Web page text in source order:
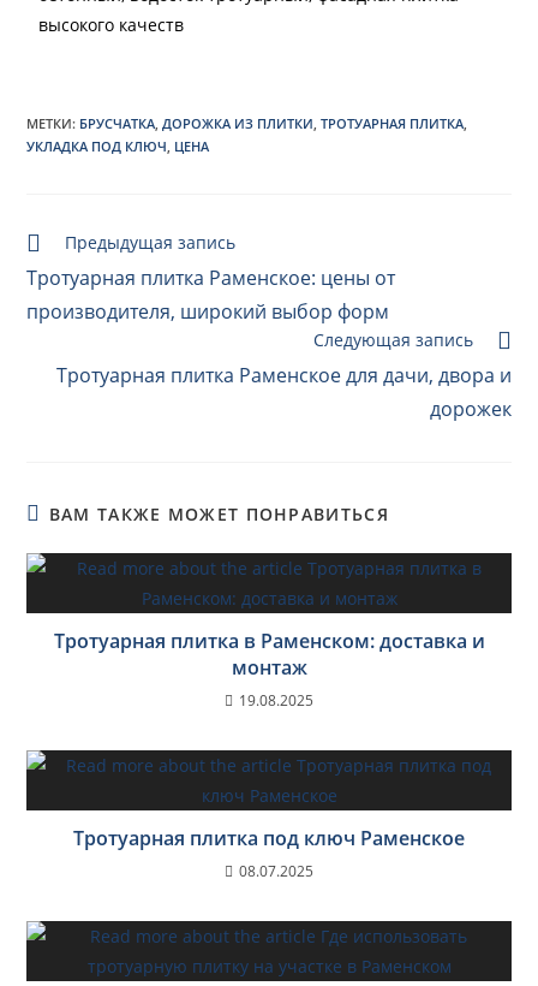
высокого качеств
МЕТКИ: БРУСЧАТКА, ДОРОЖКА ИЗ ПЛИТКИ, ТРОТУАРНАЯ ПЛИТКА,
УКЛАДКА ПОД КЛЮЧ, ЦЕНА
Предыдущая запись
Тротуарная плитка Раменское: цены от
производителя, широкий выбор форм
Следующая запись
Тротуарная плитка Раменское для дачи, двора и
дорожек
ВАМ ТАКЖЕ МОЖЕТ ПОНРАВИТЬСЯ
Тротуарная плитка в Раменском: доставка и
монтаж
19.08.2025
Тротуарная плитка под ключ Раменское
08.07.2025